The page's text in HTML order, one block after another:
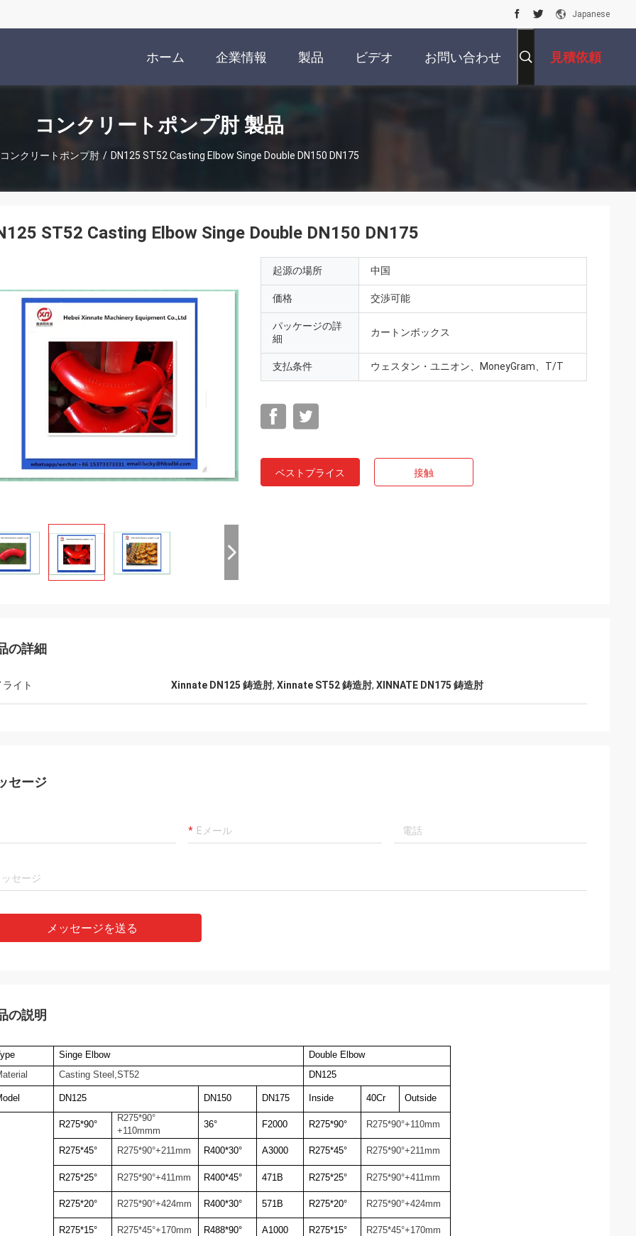
Japanese
ホーム 企業情報 製品 ビデオ お問い合わせ 見積依頼
コンクリートポンプ肘 製品
コンクリートポンプ肘 / DN125 ST52 Casting Elbow Singe Double DN150 DN175
ST52 Casting Elbow Singe Double DN150 DN175
起源の場所 中国
価格 交渉可能
パッケージの詳
細
カートンボックス
支払条件 ウェスタン・ユニオン、MoneyGram、T/T
ベストプライス 接触
の詳細
イト Xinnate DN125 鋳造肘, Xinnate ST52 鋳造肘, XINNATE DN175 鋳造肘
セージ
メッセージを送る
の説明
Singe Elbow
Double Elbow
Casting Steel,ST52 DN125
DN125 DN150 DN175 Inside 40Cr Outside
R275*90°
R275*90°
+110mmm
36° F2000 R275*90° R275*90°+110mm
R275*45° R275*90°+211mm R400*30° A3000 R275*45° R275*90°+211mm
R275*25° R275*90°+411mm R400*45° 471B R275*25° R275*90°+411mm
R275*20° R275*90°+424mm R400*30° 571B R275*20° R275*90°+424mm
R275*15° R275*45°+170mm R488*90° A1000 R275*15° R275*45°+170mm